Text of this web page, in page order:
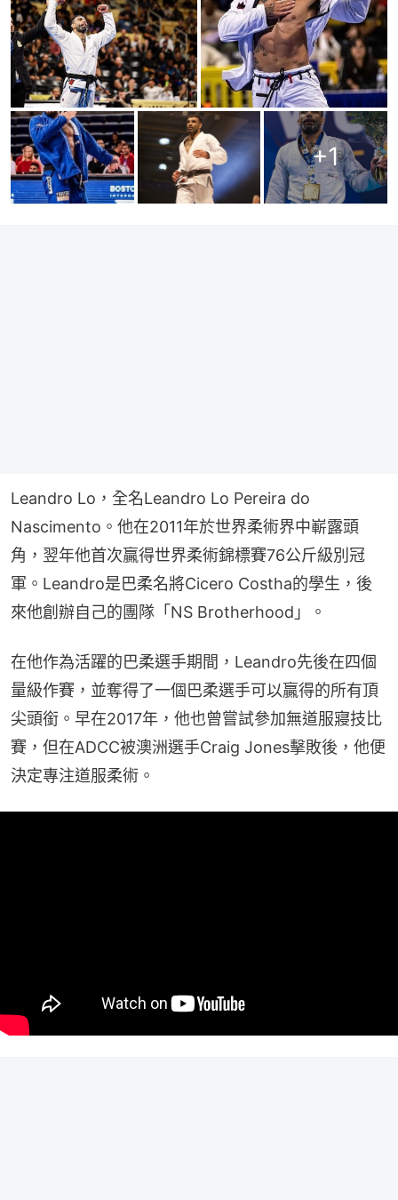
+1
Leandro Lo，全名Leandro Lo Pereira do
Nascimento。他在2011年於世界柔術界中嶄露頭
角，翌年他首次贏得世界柔術錦標賽76公斤級別冠
軍。Leandro是巴柔名將Cicero Costha的學生，後
來他創辦自己的團隊「NS Brotherhood」。
在他作為活躍的巴柔選手期間，Leandro先後在四個
量級作賽，並奪得了一個巴柔選手可以贏得的所有頂
尖頭銜。早在2017年，他也曾嘗試參加無道服寢技比
賽，但在ADCC被澳洲選手Craig Jones擊敗後，他便
決定專注道服柔術。